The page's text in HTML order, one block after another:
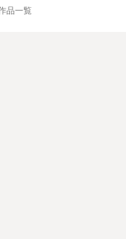
品一覧